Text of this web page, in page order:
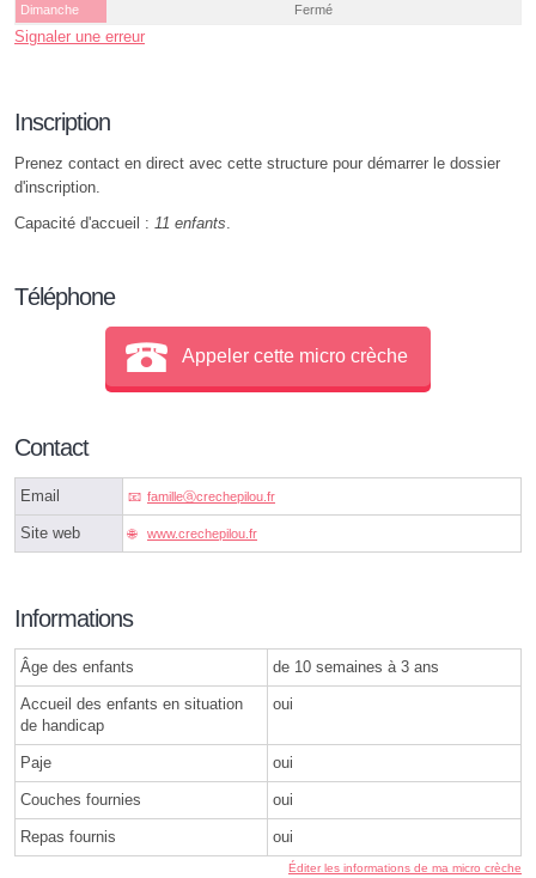
Dimanche
Fermé
Signaler une erreur
Inscription
Prenez contact en direct avec cette structure pour démarrer le dossier
d'inscription.
Capacité d'accueil : 11 enfants
Téléphone
Appeler cette micro crèche
Contact
Email familleⓐcrechepilou.fr
Site web www.crechepilou.fr
Informations
Âge des enfants de 10 semaines à 3 ans
Accueil des enfants en situation
de handicap
oui
Paje oui
Couches fournies oui
Repas fournis oui
Éditer les informations de ma micro crèche